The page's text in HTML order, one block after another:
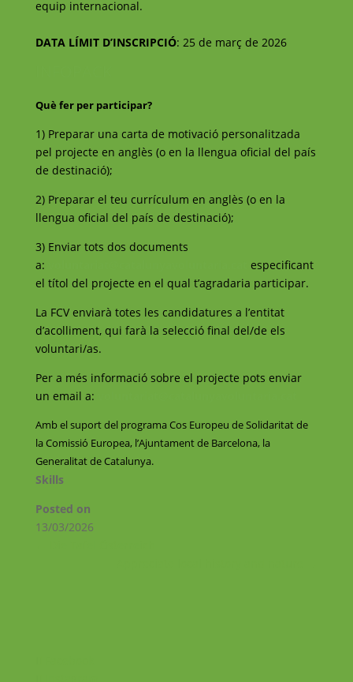
equip internacional.
DATA LÍMIT D’INSCRIPCIÓ: 25 de març de 2026
Què fer per participar?
1) Preparar una carta de motivació personalitzada
pel projecte en anglès (o en la llengua oficial del país
de destinació);
2) Preparar el teu currículum en anglès (o en la
llengua oficial del país de destinació);
3) Enviar tots dos documents
a:
especificant
el títol del projecte en el qual t’agradaria participar.
La FCV enviarà totes les candidatures a l’entitat
d’acolliment, qui farà la selecció final del/de els
voluntari/as.
Per a més informació sobre el projecte pots enviar
un email a:
Amb el suport del programa Cos Europeu de Solidaritat de
la Comissió Europea, l’Ajuntament de Barcelona, la
Generalitat de Catalunya.
Skills
Posted on
13/03/2026